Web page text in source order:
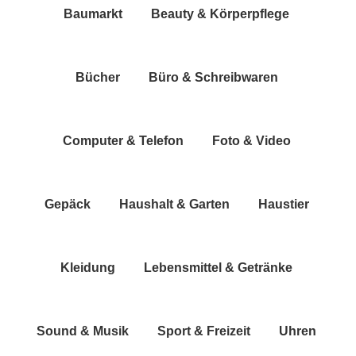
Bau­markt Beau­ty & Körperpflege
Bücher Büro & Schreibwaren
Com­pu­ter & Telefon Foto & Video
Gepäck Haus­halt & Garten Haus­tier
Klei­dung Lebens­mit­tel & Getränke
Sound & Musik Sport & Freizeit Uhren